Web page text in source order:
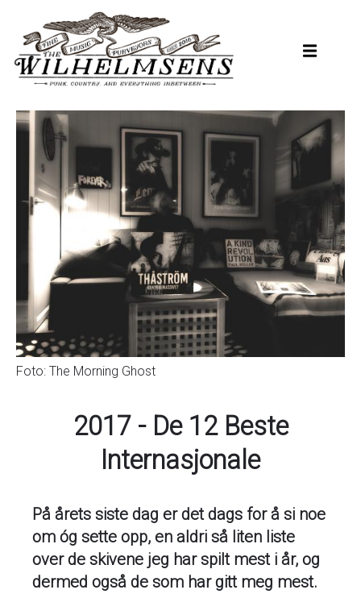
hovedinnhold
Foto: The Morning Ghost
2017 - De 12 Beste
Internasjonale
På årets siste dag er det dags for å si noe
om óg sette opp, en aldri så liten liste
over de skivene jeg har spilt mest i år, og
dermed også de som har gitt meg mest.